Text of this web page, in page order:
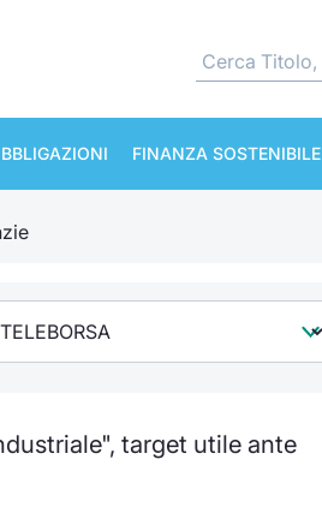
FINANZA SOSTENIBILE
target utile ante